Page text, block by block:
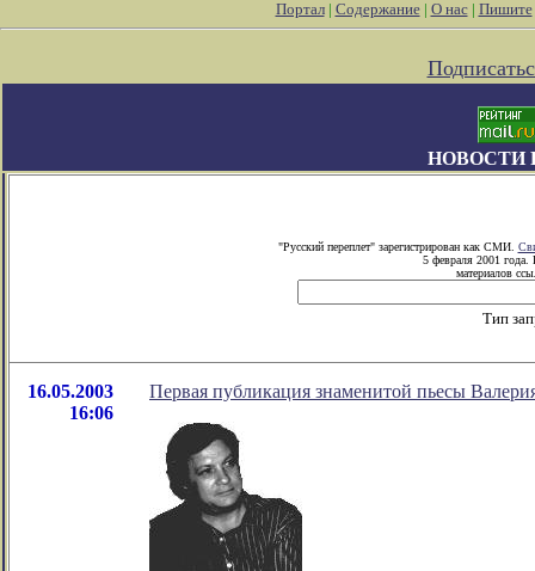
Портал| Содержание| О нас| Пишите
НОВОСТИ
"Русский переплет" зарегистрирован как СМИ.
5 февраля 2001 года.
материалов
Тип
16.05.2003
16:06
Первая публикация знаменитой пьесы